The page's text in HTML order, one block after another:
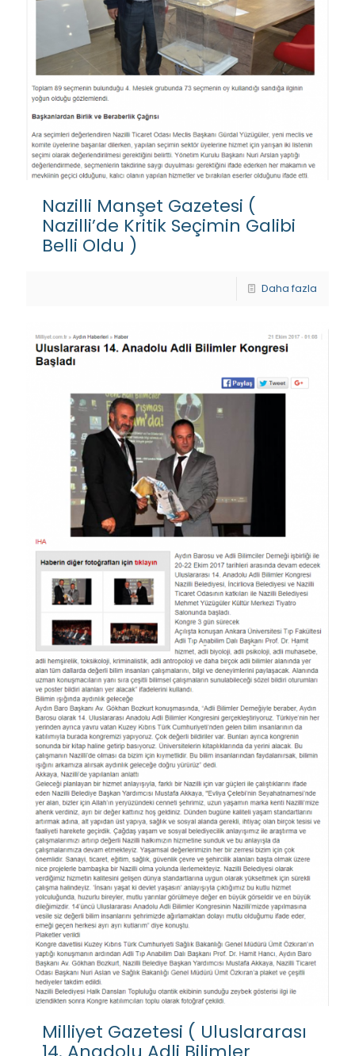
Nazilli Manşet Gazetesi (
Nazilli’de Kritik Seçimin Galibi
Belli Oldu )
Daha fazla
Milliyet Gazetesi ( Uluslararası